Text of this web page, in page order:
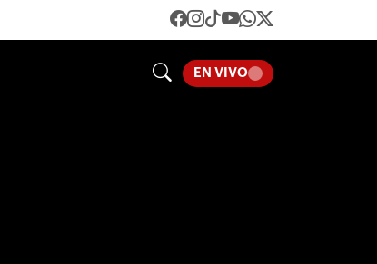
EN VIVO LOADING...